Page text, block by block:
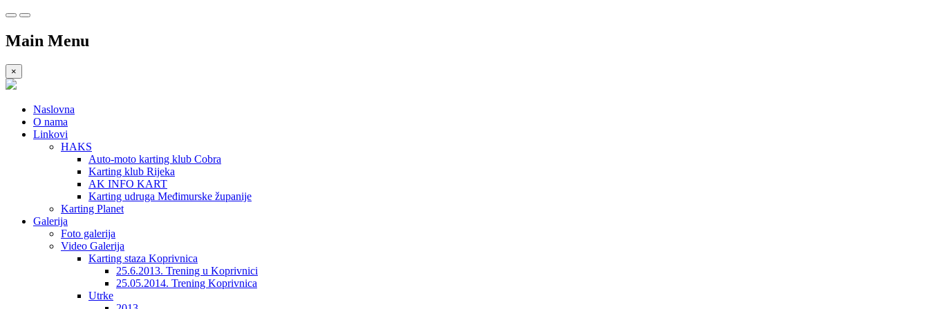
Main Menu
×
Naslovna
O nama
Linkovi
HAKS
Auto-moto karting klub Cobra
Karting klub Rijeka
AK INFO KART
Karting udruga Međimurske županije
Karting Planet
Galerija
Foto galerija
Video Galerija
Karting staza Koprivnica
25.6.2013. Trening u Koprivnici
25.05.2014. Trening Koprivnica
Utrke